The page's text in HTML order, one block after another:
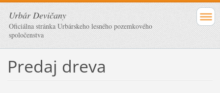
Urbár Devičany
Oficiálna stránka Urbárskeho lesného pozemkového
spoločenstva
Predaj dreva